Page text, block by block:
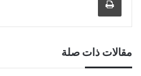
مقالات ذات صلة